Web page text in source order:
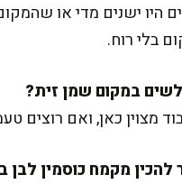
היו ישנים מדי או
בלי רוח.
מצוין כאן, ואם